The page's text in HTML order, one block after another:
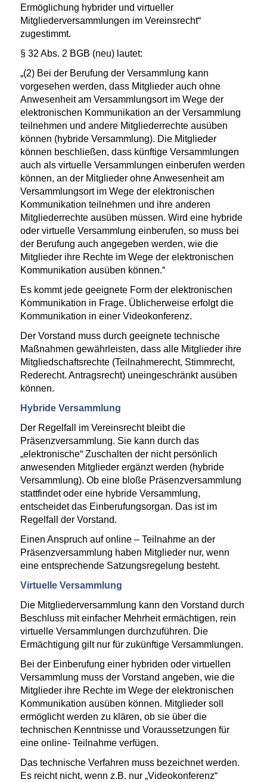
Ermöglichung hybrider und virtueller
Mitgliederversammlungen im Vereinsrecht“
zugestimmt.
§ 32 Abs. 2 BGB (neu) lautet:
„(2) Bei der Berufung der Versammlung kann
vorgesehen werden, dass Mitglieder auch ohne
Anwesenheit am Versammlungsort im Wege der
elektronischen Kommunikation an der Versammlung
teilnehmen und andere Mitgliederrechte ausüben
können (hybride Versammlung). Die Mitglieder
können beschließen, dass künftige Versammlungen
auch als virtuelle Versammlungen einberufen werden
können, an der Mitglieder ohne Anwesenheit am
Versammlungsort im Wege der elektronischen
Kommunikation teilnehmen und ihre anderen
Mitgliederrechte ausüben müssen. Wird eine hybride
oder virtuelle Versammlung einberufen, so muss bei
der Berufung auch angegeben werden, wie die
Mitglieder ihre Rechte im Wege der elektronischen
Kommunikation ausüben können.“
Es kommt jede geeignete Form der elektronischen
Kommunikation in Frage. Üblicherweise erfolgt die
Kommunikation in einer Videokonferenz.
Der Vorstand muss durch geeignete technische
Maßnahmen gewährleisten, dass alle Mitglieder ihre
Mitgliedschaftsrechte (Teilnahmerecht, Stimmrecht,
Rederecht. Antragsrecht) uneingeschränkt ausüben
können.
Hybride Versammlung
Der Regelfall im Vereinsrecht bleibt die
Präsenzversammlung. Sie kann durch das
„elektronische“ Zuschalten der nicht persönlich
anwesenden Mitglieder ergänzt werden (hybride
Versammlung). Ob eine bloße Präsenzversammlung
stattfindet oder eine hybride Versammlung,
entscheidet das Einberufungsorgan. Das ist im
Regelfall der Vorstand.
Einen Anspruch auf online – Teilnahme an der
Präsenzversammlung haben Mitglieder nur, wenn
eine entsprechende Satzungsregelung besteht.
Virtuelle Versammlung
Die Mitgliederversammlung kann den Vorstand durch
Beschluss mit einfacher Mehrheit ermächtigen, rein
virtuelle Versammlungen durchzuführen. Die
Ermächtigung gilt nur für zukünftige Versammlungen.
Bei der Einberufung einer hybriden oder virtuellen
Versammlung muss der Vorstand angeben, wie die
Mitglieder ihre Rechte im Wege der elektronischen
Kommunikation ausüben können. Mitglieder soll
ermöglicht werden zu klären, ob sie über die
technischen Kenntnisse und Voraussetzungen für
eine online- Teilnahme verfügen.
Das technische Verfahren muss bezeichnet werden.
Es reicht nicht, wenn z.B. nur „Videokonferenz“